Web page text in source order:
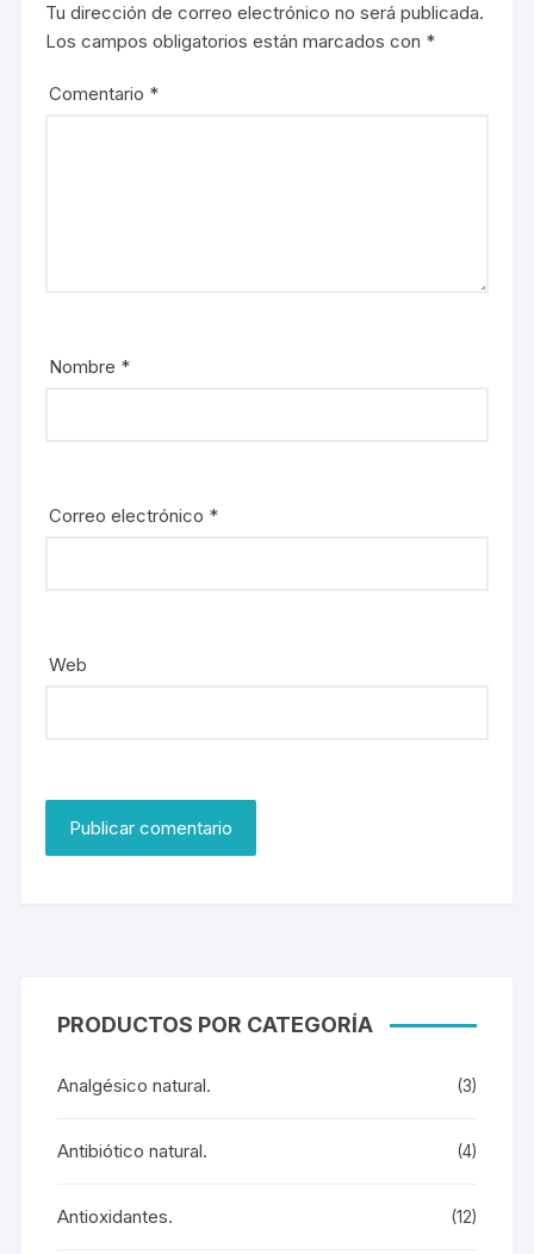
Tu dirección de correo electrónico no será publicada.
Los campos obligatorios están marcados con *
Comentario *
Nombre *
Correo electrónico *
Web
PRODUCTOS POR CATEGORÍA
Analgésico natural. (3)
Antibiótico natural. (4)
Antioxidantes. (12)